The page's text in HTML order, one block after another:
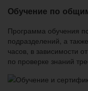
Обучение по
Программа обучения
подразделений, а
часов, в зависимости
по проверке знаний